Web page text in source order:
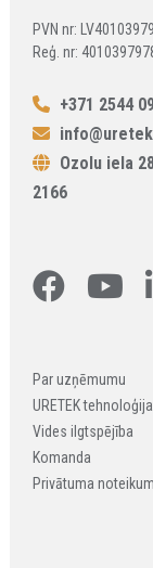
PVN nr:
Reģ. nr:
+371 2544
Ozolu iela
2166
Par uzņēmumu
URETEK tehnoloģija
Vides ilgtspējība
Komanda
Privātuma